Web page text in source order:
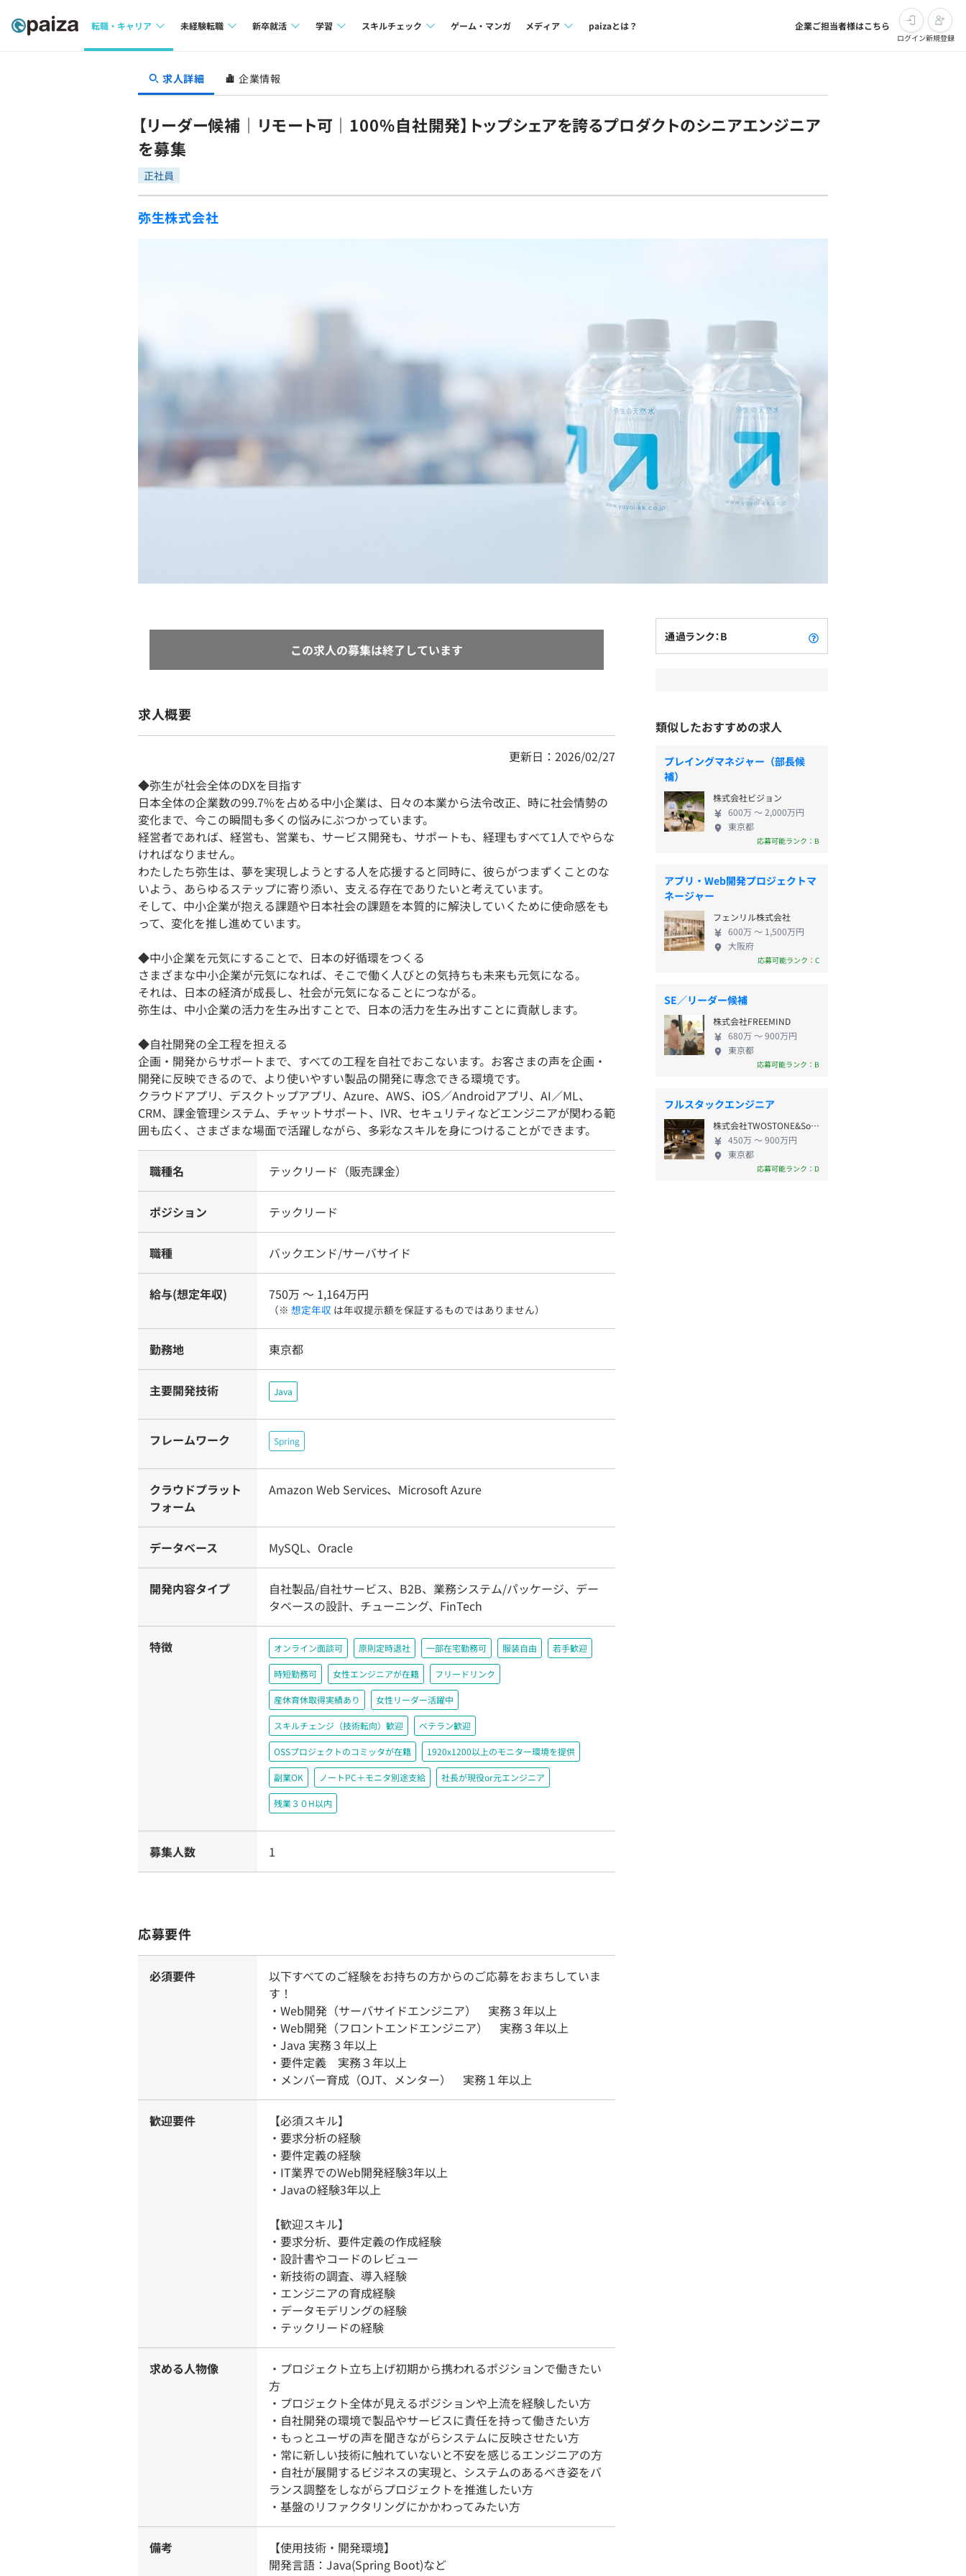
転職・キャリア
転職成功ガイド
未経験転職
求人検索
転職成功ガイド
新卒就活
本選考
学習
4択課題
リファレンス
学校向けプラン
スキルチェック
評価結果一覧
ゲーム・マンガ メディア
note
paizaとは？ 企業ご担当者様はこちら
ログイン新規登録
求人詳細 企業情報
【リーダー候補｜リモート可｜100%自社開発】トップシェアを誇るプロダクトのシニアエンジニア
を募集
正社員
弥生株式会社
この求人の募集は終了しています
求人概要
更新日：2026/02/27
◆弥生が社会全体のDXを目指す
日本全体の企業数の99.7%を占める中小企業は、日々の本業から法令改正、時に社会情勢の
変化まで、今この瞬間も多くの悩みにぶつかっています。
経営者であれば、経営も、営業も、サービス開発も、サポートも、経理もすべて1人でやらな
ければなりません。
わたしたち弥生は、夢を実現しようとする人を応援すると同時に、彼らがつまずくことのな
いよう、あらゆるステップに寄り添い、支える存在でありたいと考えています。
そして、中小企業が抱える課題や日本社会の課題を本質的に解決していくために使命感をも
って、変化を推し進めています。
◆中小企業を元気にすることで、日本の好循環をつくる
さまざまな中小企業が元気になれば、そこで働く人びとの気持ちも未来も元気になる。
それは、日本の経済が成長し、社会が元気になることにつながる。
弥生は、中小企業の活力を生み出すことで、日本の活力を生み出すことに貢献します。
◆自社開発の全工程を担える
企画・開発からサポートまで、すべての工程を自社でおこないます。お客さまの声を企画・
開発に反映できるので、より使いやすい製品の開発に専念できる環境です。
クラウドアプリ、デスクトップアプリ、Azure、AWS、iOS／Androidアプリ、AI／ML、
CRM、課金管理システム、チャットサポート、IVR、セキュリティなどエンジニアが関わる範
囲も広く、さまざまな場面で活躍しながら、多彩なスキルを身につけることができます。
職種名 テックリード（販売課金）
ポジション テックリード
職種 バックエンド/サーバサイド
給与(想定年収) 750万 〜 1,164万円
（※ 想定年収 は年収提示額を保証するものではありません）
勤務地 東京都
主要開発技術 Java
フレームワーク Spring
クラウドプラット
フォーム
Amazon Web Services、Microsoft Azure
データベース MySQL、Oracle
開発内容タイプ
自社製品/自社サービス、B2B、業務システム/パッケージ、デー
タベースの設計、チューニング、FinTech
特徴 オンライン面談可 原則定時退社 一部在宅勤務可 服装自由 若手歓迎
時短勤務可 女性エンジニアが在籍 フリードリンク
産休育休取得実績あり 女性リーダー活躍中
スキルチェンジ（技術転向）歓迎 ベテラン歓迎
OSSプロジェクトのコミッタが在籍 1920x1200以上のモニター環境を提供
副業OK ノートPC＋モニタ別途支給 社長が現役or元エンジニア
残業３０H以内
募集人数 1
応募要件
必須要件
以下すべてのご経験をお持ちの方からのご応募をおまちしていま
す！
・Web開発（サーバサイドエンジニア） 実務３年以上
・Web開発（フロントエンドエンジニア） 実務３年以上
・Java 実務３年以上
・要件定義 実務３年以上
・メンバー育成（OJT、メンター） 実務１年以上
歓迎要件
【必須スキル】
・要求分析の経験
・要件定義の経験
・IT業界でのWeb開発経験3年以上
・Javaの経験3年以上
【歓迎スキル】
・要求分析、要件定義の作成経験
・設計書やコードのレビュー
・新技術の調査、導入経験
・エンジニアの育成経験
・データモデリングの経験
・テックリードの経験
求める人物像
・プロジェクト立ち上げ初期から携われるポジションで働きたい
方
・プロジェクト全体が見えるポジションや上流を経験したい方
・自社開発の環境で製品やサービスに責任を持って働きたい方
・もっとユーザの声を聞きながらシステムに反映させたい方
・常に新しい技術に触れていないと不安を感じるエンジニアの方
・自社が展開するビジネスの実現と、システムのあるべき姿をバ
ランス調整をしながらプロジェクトを推進したい方
・基盤のリファクタリングにかかわってみたい方
備考
【使用技術・開発環境】
開発言語：Java(Spring Boot)など
通過ランク：B
類似したおすすめの求人
プレイングマネジャー（部長候
補）
株式会社ビジョン
600万 〜 2,000万円
東京都
応募可能ランク：B
アプリ・Web開発プロジェクトマ
ネージャー
フェンリル株式会社
600万 〜 1,500万円
大阪府
応募可能ランク：C
SE／リーダー候補
株式会社FREEMIND
680万 〜 900万円
東京都
応募可能ランク：B
フルスタックエンジニア
株式会社TWOSTONE&Sons
450万 〜 900万円
東京都
応募可能ランク：D